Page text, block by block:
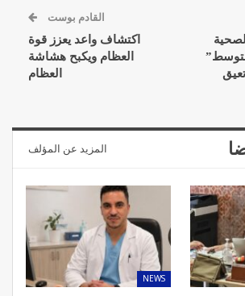
القادم بوست
اكتشاف واعد يعزز قوة
العظام ويكبح هشاشة
العظام
المزيد عن المؤلف
NEWS